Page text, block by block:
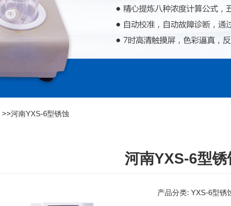
>>河南YXS-6型锈蚀
河南YXS-6型锈
产品分类: YXS-6型锈